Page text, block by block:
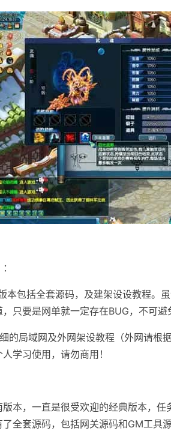
本包括全套源码，及建架设设教程。
，只要是网单就一定存在BUG，不可避
的局域网及外网架设教程（外网请根
学习使用，请勿商用！
本，一直是很受欢迎的经典版本，
全套源码，包括网关源码和GM工具源